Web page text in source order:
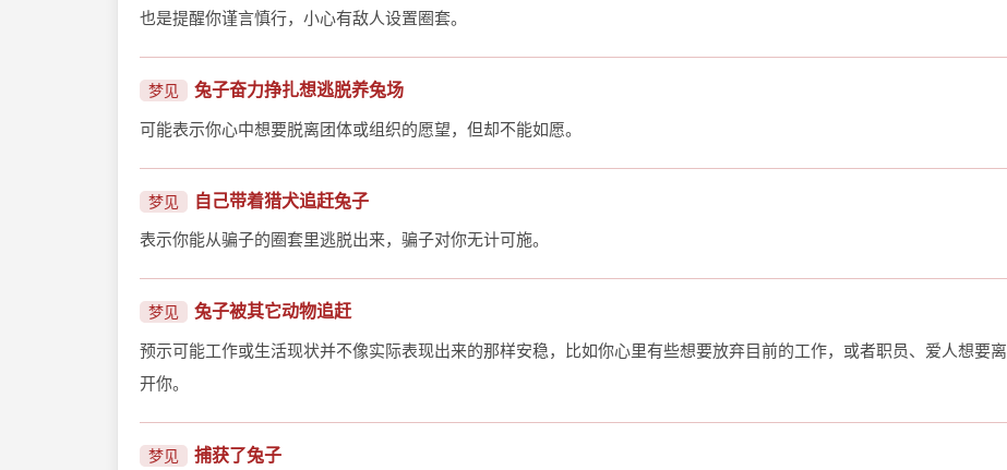
也是提醒你谨言慎行，小心有敌人设置圈套。
梦见 兔子奋力挣扎想逃脱养兔场
可能表示你心中想要脱离团体或组织的愿望，但却不能如愿。
梦见 自己带着猎犬追赶兔子
表示你能从骗子的圈套里逃脱出来，骗子对你无计可施。
梦见 兔子被其它动物追赶
预示可能工作或生活现状并不像实际表现出来的那样安稳，比如你心里有些想要放弃目前的工作，或者职员、爱人想要离
开你。
梦见 捕获了兔子